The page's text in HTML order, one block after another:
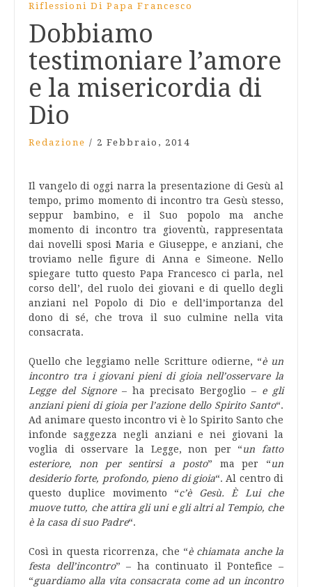
Riflessioni Di Papa Francesco
Dobbiamo
testimoniare l’amore
e la misericordia di
Dio
Redazione / 2 Febbraio, 2014
Il vangelo di oggi narra la presentazione di Gesù al
tempo, primo momento di incontro tra Gesù stesso,
seppur bambino, e il Suo popolo ma anche
momento di incontro tra gioventù, rappresentata
dai novelli sposi Maria e Giuseppe, e anziani, che
troviamo nelle figure di Anna e Simeone. Nello
spiegare tutto questo Papa Francesco ci parla, nel
corso dell’, del ruolo dei giovani e di quello degli
anziani nel Popolo di Dio e dell’importanza del
dono di sé, che trova il suo culmine nella vita
consacrata.
Quello che leggiamo nelle Scritture odierne, “è un
incontro tra i giovani pieni di gioia nell’osservare la
Legge del Signore– ha precisato Bergoglio – e gli
anziani pieni di gioia per l’azione dello Spirito Santo“.
Ad animare questo incontro vi è lo Spirito Santo che
infonde saggezza negli anziani e nei giovani la
voglia di osservare la Legge, non per “un fatto
esteriore, non per sentirsi a posto” ma per “un
desiderio forte, profondo, pieno di gioia“. Al centro di
questo duplice movimento “c’è Gesù. È Lui che
muove tutto, che attira gli uni e gli altri al Tempio, che
è la casa di suo Padre“.
Così in questa ricorrenza, che “è chiamata anche la
festa dell’incontro” – ha continuato il Pontefice –
“guardiamo alla vita consacrata come ad un incontro